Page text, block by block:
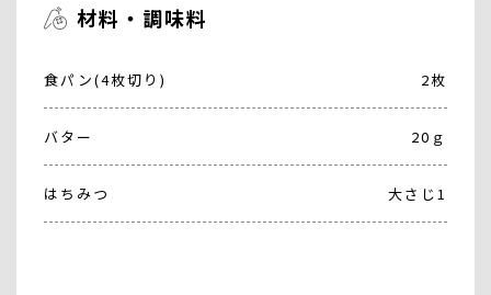
材料・調味料
食パン(4枚切り) 2枚
バター 20ｇ
はちみつ 大さじ1